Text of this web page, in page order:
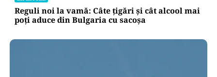
Reguli noi la vamă: Câte țigări și cât alcool mai
poți aduce din Bulgaria cu sacoșa